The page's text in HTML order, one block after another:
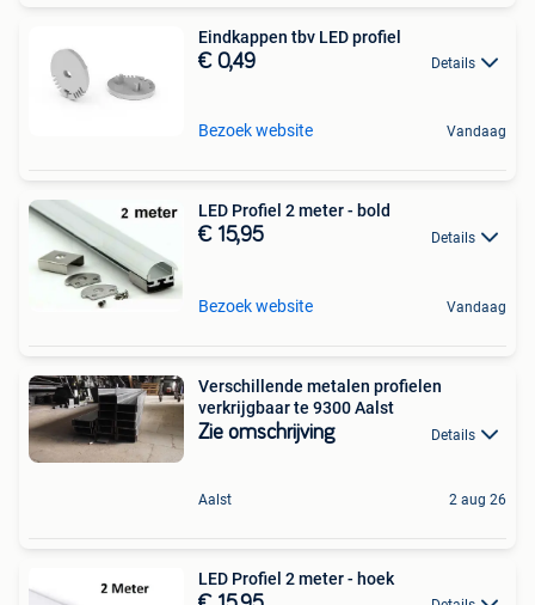
Eindkappen tbv LED profiel
€ 0,49 Details
Bezoek website Vandaag
LED Profiel 2 meter - bold
€ 15,95 Details
Bezoek website Vandaag
Verschillende metalen profielen
verkrijgbaar te 9300 Aalst
Zie omschrijving Details
Aalst 2 aug 26
LED Profiel 2 meter - hoek